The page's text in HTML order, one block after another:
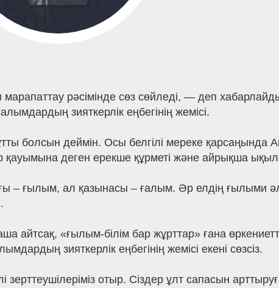
рәсімінде сөз сөйледі, — деп хабарлайды
зияткерлік еңбегінің жемісі.
болсын деймін. Осы белгілі мереке қарсаңында
деген ерекше құрметі және айрықша
– ғылым, ал қазынасы – ғалым. Әр елдің ғылыми
айтсақ, «ғылым-білім бар жұрттар» ғана
зияткерлік еңбегінің жемісі екені сөзсіз.
зерттеушілеріміз отыр. Сіздер ұлт сапасын